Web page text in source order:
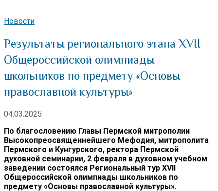
Новости
Результаты регионального этапа XVII
Общероссийской олимпиады
школьников по предмету «Основы
православной культуры»
04.03.2025
По благословению Главы Пермской митрополии
Высокопреосвященнейшего Мефодия, митрополита
Пермского и Кунгурского, ректора Пермской
духовной семинарии, 2 февраля в духовном учебном
заведении состоялся Региональный тур XVII
Общероссийской олимпиады школьников по
предмету «Основы православной культуры».